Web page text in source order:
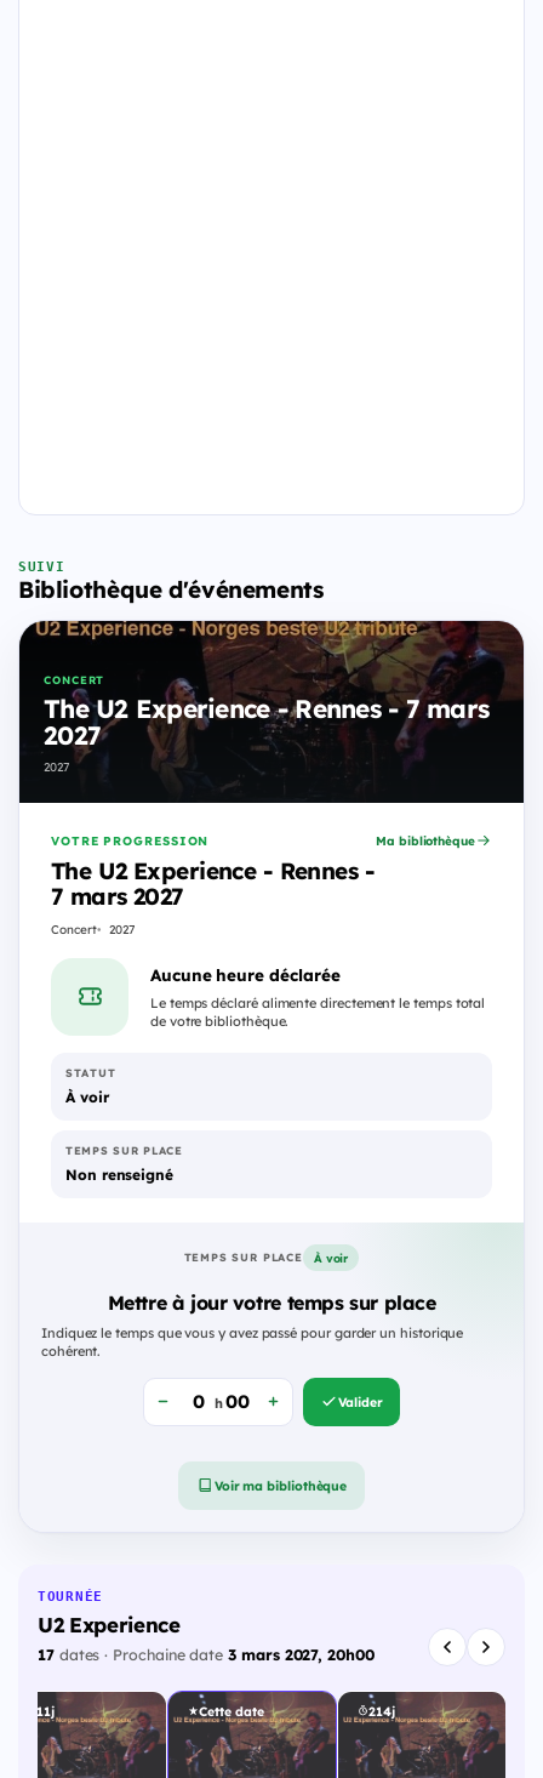
SUIVI
Bibliothèque d'événements
CONCERT
The U2 Experience - Rennes - 7 mars
2027
2027
VOTRE PROGRESSION
The U2 Experience - Rennes -
7 mars 2027
Concert 2027
Ma bibliothèque
Aucune heure déclarée
Le temps déclaré alimente directement le temps total
de votre bibliothèque.
STATUT
À voir
TEMPS SUR PLACE
Non renseigné
TEMPS SUR PLACE À voir
Mettre à jour votre temps sur place
Indiquez le temps que vous y avez passé pour garder un historique
cohérent.
h Valider
Voir ma bibliothèque
TOURNÉE
U2 Experience
17dates · Prochaine date3 mars 2027, 20h00
211j Cette date 214j